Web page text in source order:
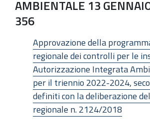
AMBIENTALE 13
356
Approvazione della
regionale dei controlli per le
Autorizzazione Integrata
per il triennio 2022-2024,
definiti con la deliberazione
regionale n. 2124/2018